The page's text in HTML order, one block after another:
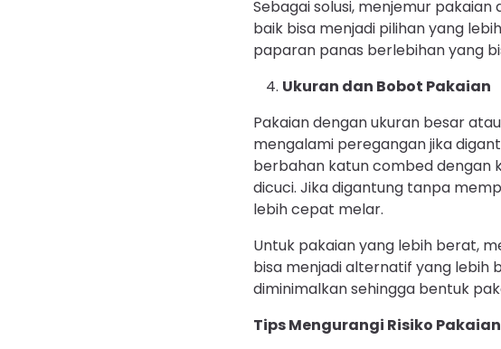
Sebagai solusi, menjemur
baik bisa menjadi pilihan yang
paparan panas berlebihan yang
Ukuran dan Bobot Pakaian
Pakaian dengan ukuran besar
mengalami peregangan jika
berbahan katun combed dengan
dicuci. Jika digantung tanpa
lebih cepat melar.
Untuk pakaian yang lebih berat,
bisa menjadi alternatif yang lebih
diminimalkan sehingga bentuk
Tips Mengurangi Risiko